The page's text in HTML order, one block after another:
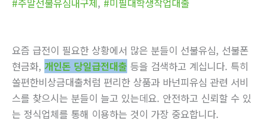
요즘 급전이 필요한 상황에서 많은 분들이 선불유심, 선불폰
현금화, 개인돈 당일급전대출 등을 검색하고 계십니다. 특히
쏠편한비상금대출처럼 편리한 상품과 바넌피유심 관련 서비
스를 찾으시는 분들이 늘고 있는데요. 안전하고 신뢰할 수 있
는 정식업체를 통해 이용하는 것이 가장 중요합니다.